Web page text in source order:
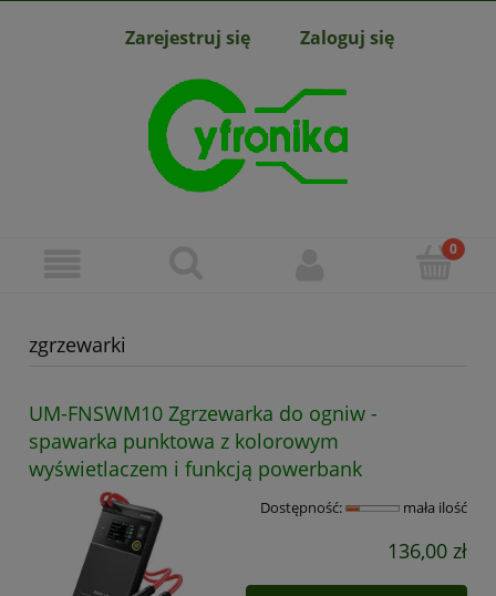
Zarejestruj się Zaloguj się
zgrzewarki
UM-FNSWM10 Zgrzewarka do ogniw -
spawarka punktowa z kolorowym
wyświetlaczem i funkcją powerbank
Dostępność: mała ilość
136,00 zł